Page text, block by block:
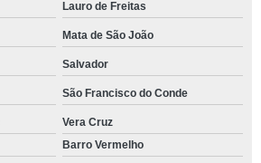
Lauro de Freitas
Mata de São João
Salvador
São Francisco do Conde
Vera Cruz
Barro Vermelho